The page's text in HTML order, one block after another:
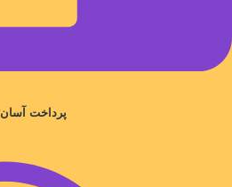
پرداخت آسان